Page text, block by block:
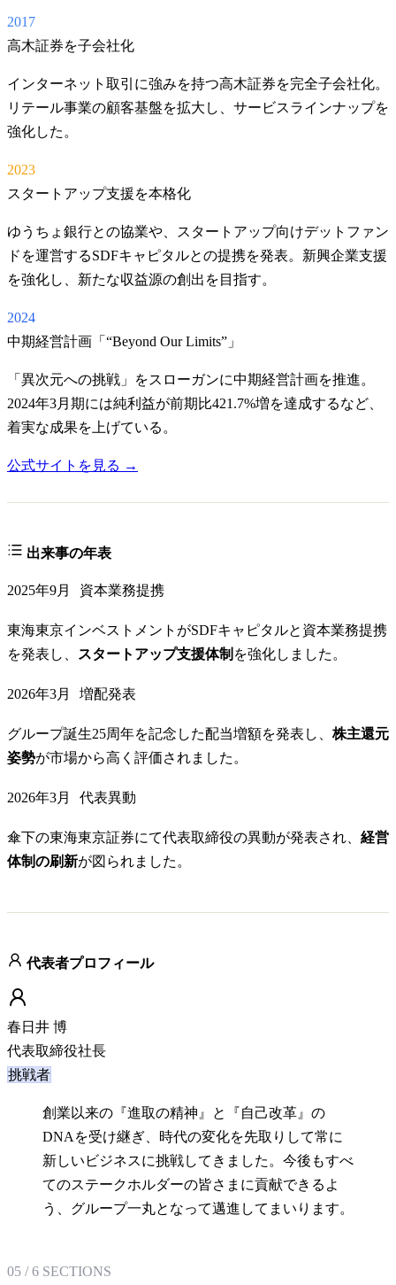
2017
高木証券を子会社化
インターネット取引に強みを持つ高木証券を完全子会社化。
リテール事業の顧客基盤を拡大し、サービスラインナップを
強化した。
2023
スタートアップ支援を本格化
ゆうちょ銀行との協業や、スタートアップ向けデットファン
ドを運営するSDFキャピタルとの提携を発表。新興企業支援
を強化し、新たな収益源の創出を目指す。
2024
中期経営計画「“Beyond Our Limits”」
「異次元への挑戦」をスローガンに中期経営計画を推進。
2024年3月期には純利益が前期比421.7%増を達成するなど、
着実な成果を上げている。
公式サイトを見る →
出来事の年表
2025年9月 資本業務提携
東海東京インベストメントがSDFキャピタルと資本業務提携
を発表し、
スタートアップ支援体制 を強化しました。
2026年3月 増配発表
グループ誕生25周年を記念した配当増額を発表し、 株主還元
姿勢が市場から高く評価されました。
2026年3月 代表異動
傘下の東海東京証券にて代表取締役の異動が発表され、 経営
体制の刷新が図られました。
代表者プロフィール
春日井 博
代表取締役社長
挑戦者
創業以来の『進取の精神』と『自己改革』の
DNAを受け継ぎ、時代の変化を先取りして常に
新しいビジネスに挑戦してきました。今後もすべ
てのステークホルダーの皆さまに貢献できるよ
う、グループ一丸となって邁進してまいります。
05 /6 SECTIONS